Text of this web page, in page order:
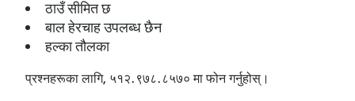
ठाउँ सीमित छ
बाल हेरचाह उपलब्ध छैन
हल्का तौलका
प्रश्नहरूका लागि, ५१२.९७८.८५७० मा फोन गर्नुहोस्।